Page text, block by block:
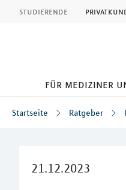
studierende
für mediziner
Startseite Ratgeber
21.12.2023